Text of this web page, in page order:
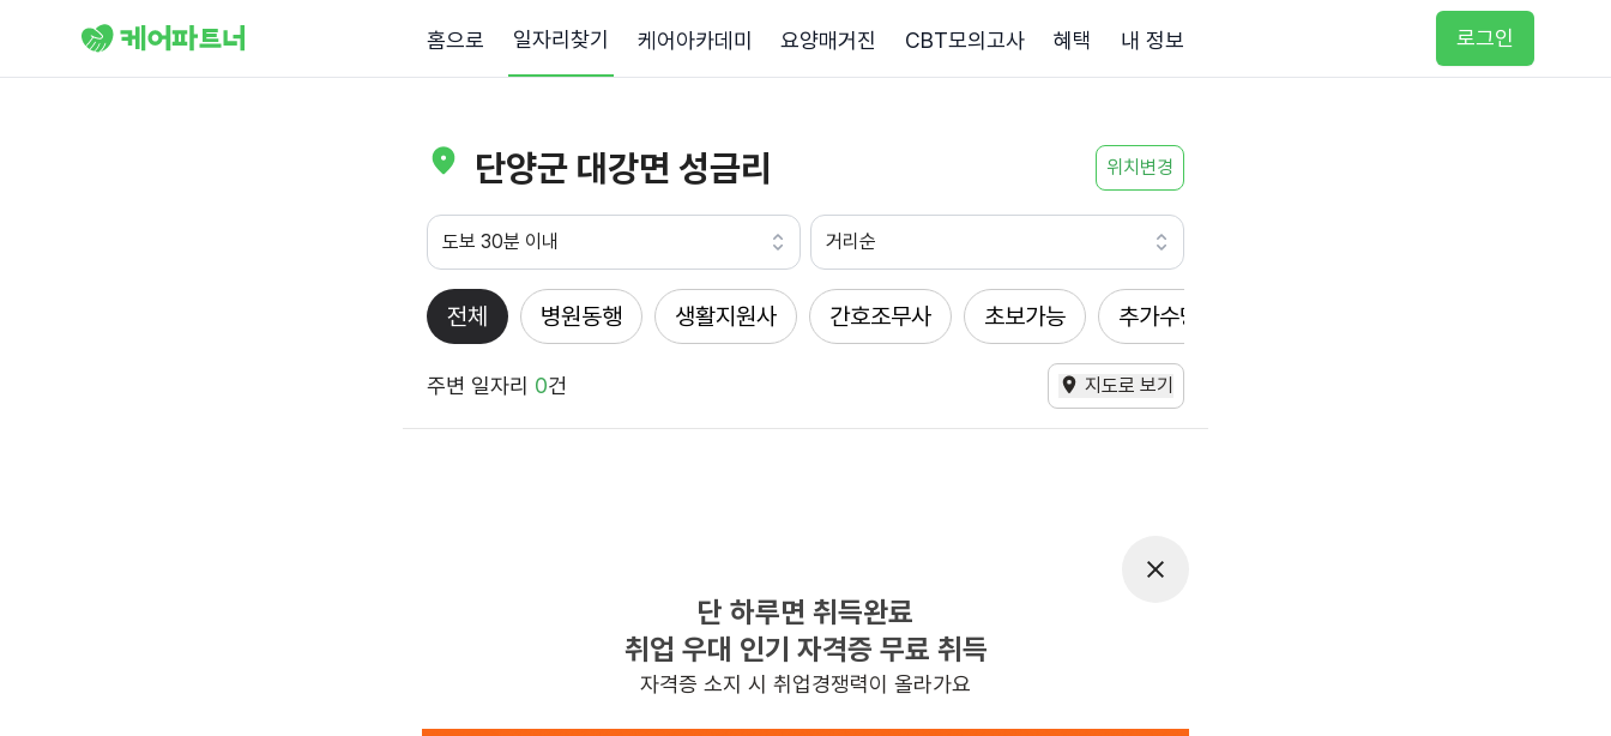
홈으로 일자리찾기 케어아카데미 요양매거진 CBT모의고사 혜택 내 정보 로그인
단양군 대강면 성금리 위치변경
도보 30분 이내 거리순
전체 병원동행 생활지원사 간호조무사 초보가능 추가수당
주변 일자리 0건 지도로 보기
찾으시는 조건의 일자리가 없습니다
더욱더 노력하는 케어파트너가 되겠습니다.
단 하루면 취득완료
취업 우대 인기 자격증 무료 취득
자격증 소지 시 취업경쟁력이 올라가요